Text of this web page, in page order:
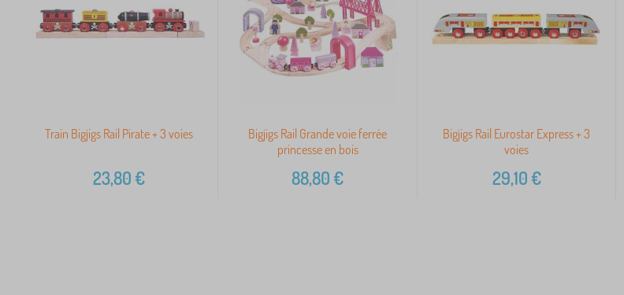
Train Bigjigs Rail Pirate + 3 voies
23,80€
Bigjigs Rail Grande voie ferrée
princesse en bois
88,80€
Bigjigs Rail Eurostar Express + 3
voies
29,10€